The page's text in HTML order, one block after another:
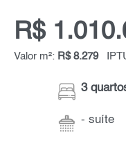
R$
Valor m²: R$ 8.279
3
- suíte